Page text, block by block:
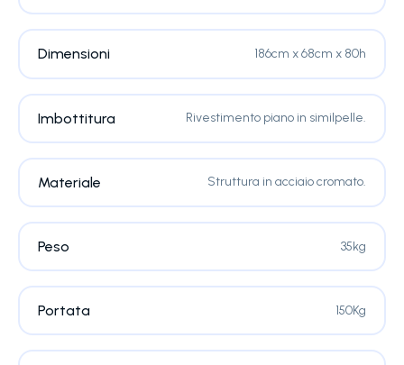
Dimensioni 186cm x 68cm x 80h
Imbottitura Rivestimento piano in similpelle.
Materiale Struttura in acciaio cromato.
Peso 35kg
Portata 150Kg